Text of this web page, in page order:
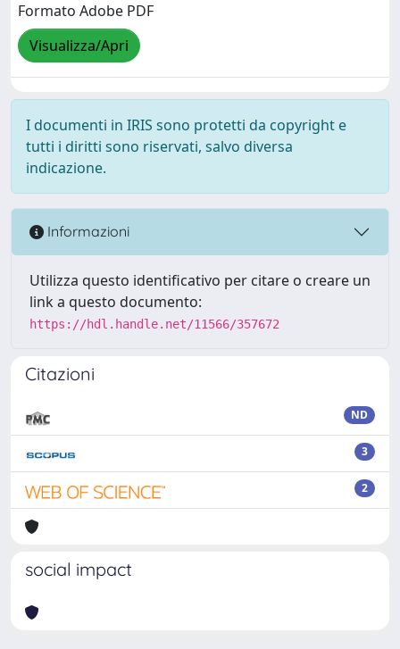
Formato Adobe PDF
Visualizza/Apri
I documenti in IRIS sono protetti da copyright e
tutti i diritti sono riservati, salvo diversa
indicazione.
Informazioni
Utilizza questo identificativo per citare o creare un
link a questo documento:
https://hdl.handle.net/11566/357672
Citazioni
ND
3
2
social impact